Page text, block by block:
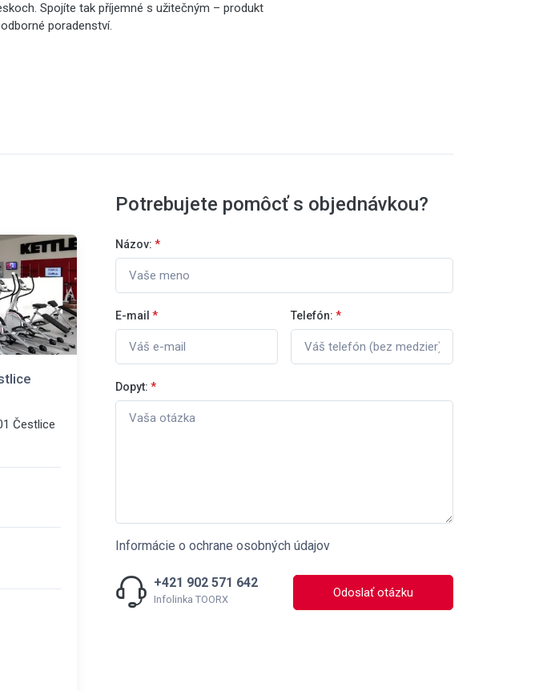
Spojíte tak příjemné s užitečným – produkt
poradenství.
Čestlice
Potrebujete pomôcť s objednávkou?
Názov: *
E-mail * Telefón: *
Dopyt: *
Informácie o ochrane osobných údajov
+421 902 571 642
Infolinka TOORX Odoslať otázku